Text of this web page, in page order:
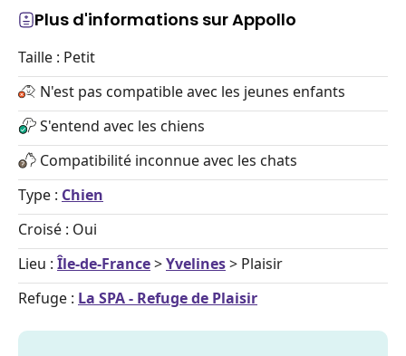
Plus d'informations sur Appollo
Taille : Petit
N'est pas compatible avec les jeunes enfants
S'entend avec les chiens
Compatibilité inconnue avec les chats
Type : Chien
Croisé : Oui
Lieu : Île-de-France>Yvelines> Plaisir
Refuge : La SPA - Refuge de Plaisir